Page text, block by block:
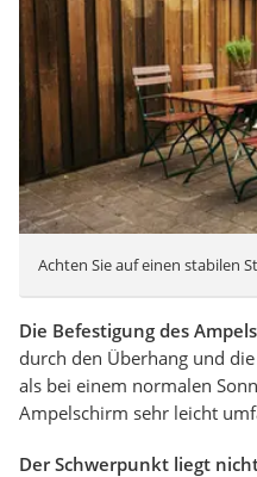
Achten Sie auf einen stabilen
Die Befestigung des
durch den Überhang und
als bei einem normalen
Ampelschirm sehr leicht
Der Schwerpunkt liegt